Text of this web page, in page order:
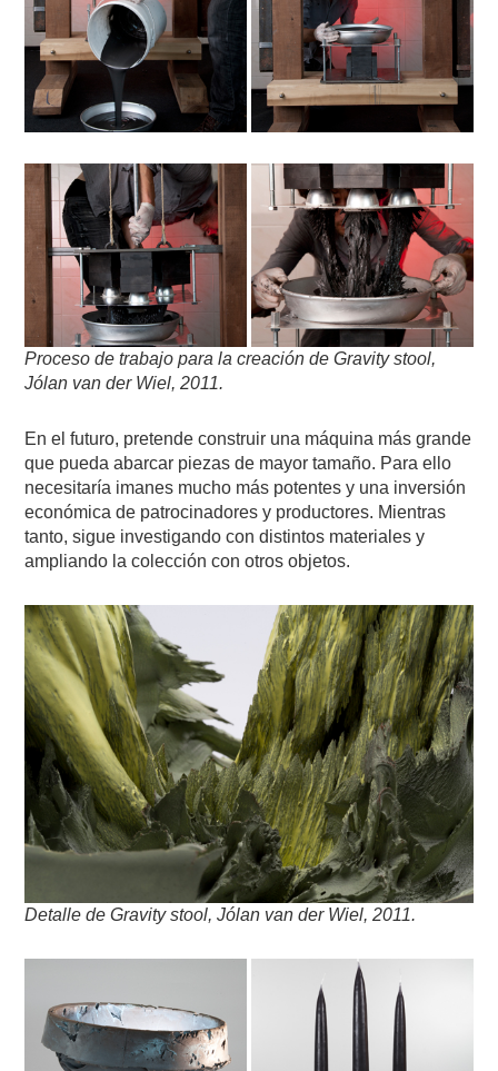
Proceso de trabajo para la creación de Gravity stool,
Jólan van der Wiel, 2011.
En el futuro, pretende construir una máquina más grande
que pueda abarcar piezas de mayor tamaño. Para ello
necesitaría imanes mucho más potentes y una inversión
económica de patrocinadores y productores. Mientras
tanto, sigue investigando con distintos materiales y
ampliando la colección con otros objetos.
Detalle de Gravity stool, Jólan van der Wiel, 2011.